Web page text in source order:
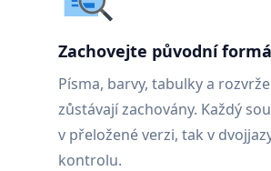
Zachovejte původní
Písma, barvy, tabulky a
zůstávají zachovány. Každý
v přeložené verzi, tak v
kontrolu.